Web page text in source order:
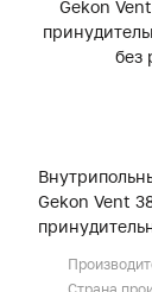
Gekon Vent